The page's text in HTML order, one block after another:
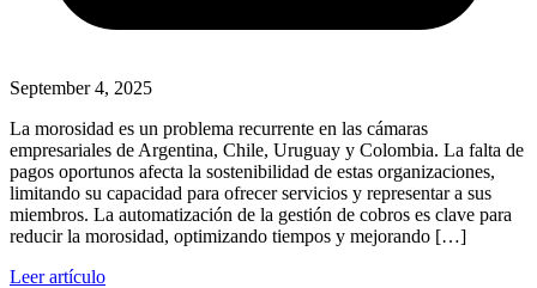
September 4, 2025
La morosidad es un problema recurrente en las cámaras
empresariales de Argentina, Chile, Uruguay y Colombia. La falta de
pagos oportunos afecta la sostenibilidad de estas organizaciones,
limitando su capacidad para ofrecer servicios y representar a sus
miembros. La automatización de la gestión de cobros es clave para
reducir la morosidad, optimizando tiempos y mejorando […]
Leer artículo